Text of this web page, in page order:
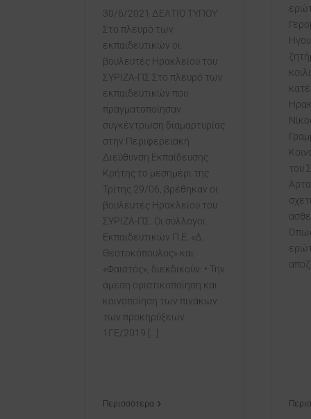
30/6/2021 ΔΕΛΤΙΟ ΤΥΠΟΥ
Στο πλευρό των
εκπαιδευτικών οι
βουλευτές Ηρακλείου του
ΣΥΡΙΖΑ-ΠΣ Στο πλευρό των
εκπαιδευτικών που
πραγματοποίησαν
συγκέντρωση διαμαρτυρίας
στην Περιφερειακή
Διεύθυνση Εκπαίδευσης
Κρήτης το μεσημέρι της
Τρίτης 29/06, βρέθηκαν οι
βουλευτές Ηρακλείου του
ΣΥΡΙΖΑ-ΠΣ. Οι σύλλογοι
Εκπαιδευτικών Π.Ε. «Δ.
Θεοτοκόπουλος» και
«Φαιστός», διεκδικούν: • Την
άμεση οριστικοποίηση και
κοινοποίηση των πινάκων
των προκηρύξεων
1ΓΕ/2019 [...]
Περισσότερα
του